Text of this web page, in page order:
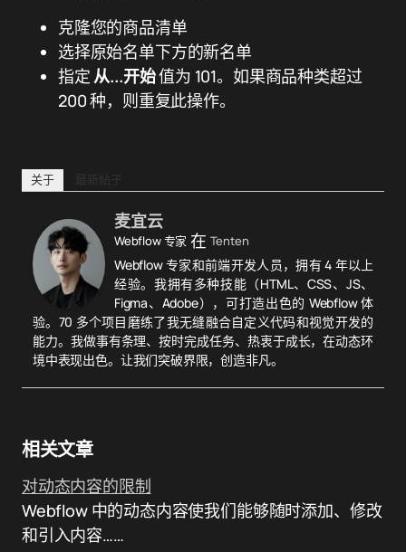
克隆您的商品清单
选择原始名单下方的新名单
指定从...开始值为 101。如果商品种类超过
200 种，则重复此操作。
关于 最新帖子
麦宜云
Webflow 专家 在 Tenten
Webflow 专家和前端开发人员，拥有 4 年以上
经验。我拥有多种技能（HTML、CSS、JS、
Figma、Adobe），可打造出色的 Webflow 体
验。70 多个项目磨练了我无缝融合自定义代码和视觉开发的
能力。我做事有条理、按时完成任务、热衷于成长，在动态环
境中表现出色。让我们突破界限，创造非凡。
相关文章
对动态内容的限制
Webflow 中的动态内容使我们能够随时添加、修改
和引入内容……